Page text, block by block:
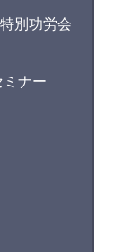
別功労会
ナー